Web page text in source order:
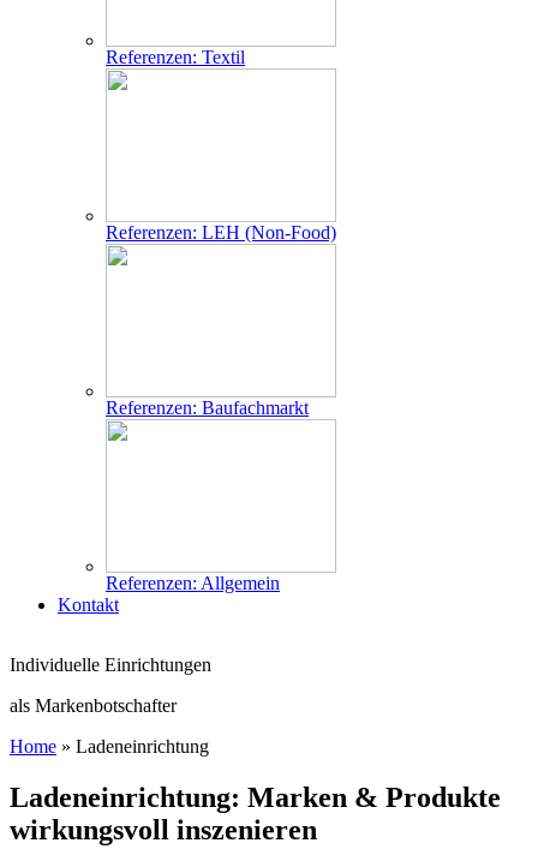
Referenzen: Textil
Referenzen: LEH (Non-Food)
Referenzen: Baufachmarkt
Referenzen: Allgemein
Kontakt
Individuelle Einrichtungen
als Markenbotschafter
Home » Ladeneinrichtung
Ladeneinrichtung: Marken & Produkte
wirkungsvoll inszenieren